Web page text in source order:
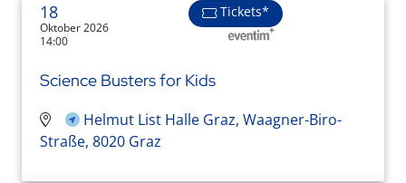
18
Oktober 2026
14:00
Tickets*
Science Busters for Kids
Helmut List Halle Graz, Waagner-Biro-
Straße, 8020 Graz